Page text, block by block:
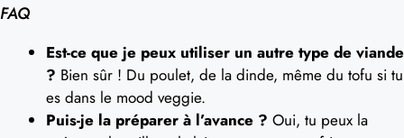
FAQ
Est-ce que je peux utiliser un autre type de viande
? Bien sûr ! Du poulet, de la dinde, même du tofu si tu
es dans le mood veggie.
Puis-je la préparer à l’avance ? Oui, tu peux la